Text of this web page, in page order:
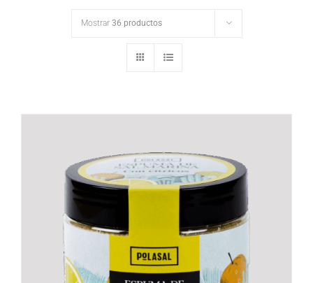
Mostrar 36 productos